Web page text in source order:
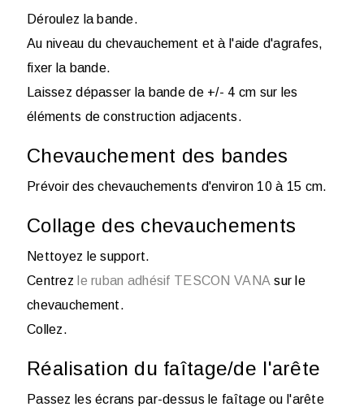
Déroulez la bande.
Au niveau du chevauchement et à l'aide d'agrafes,
fixer la bande.
Laissez dépasser la bande de +/- 4 cm sur les
éléments de construction adjacents.
Chevauchement des bandes
Prévoir des chevauchements d'environ 10 à 15 cm.
Collage des chevauchements
Nettoyez le support.
Centrez le ruban adhésif TESCON VANA sur le
chevauchement.
Collez.
Réalisation du faîtage/de l'arête
Passez les écrans par-dessus le faîtage ou l'arête